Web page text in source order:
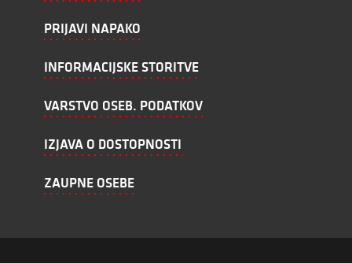
PRIJAVI NAPAKO
INFORMACIJSKE STORITVE
VARSTVO OSEB. PODATKOV
IZJAVA O DOSTOPNOSTI
ZAUPNE OSEBE